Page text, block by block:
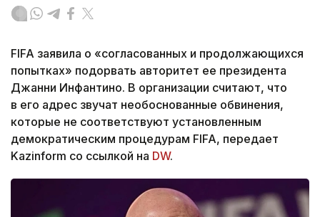
FIFA заявила о «согласованных и продолжающихся
попытках» подорвать авторитет ее президента
Джанни Инфантино. В организации считают, что
в его адрес звучат необоснованные обвинения,
которые не соответствуют установленным
демократическим процедурам FIFA, передает
Kazinform со ссылкой на DW.